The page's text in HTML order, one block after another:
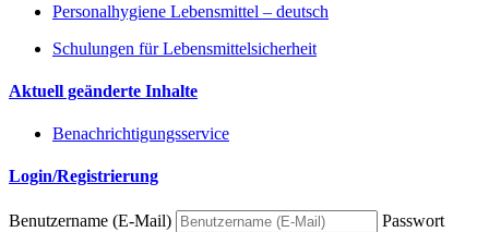
Personalhygiene Lebensmittel – deutsch
Schulungen für Lebensmittelsicherheit
Aktuell geänderte Inhalte
Benachrichtigungsservice
Login/Registrierung
Benutzername (E-Mail) Passwort